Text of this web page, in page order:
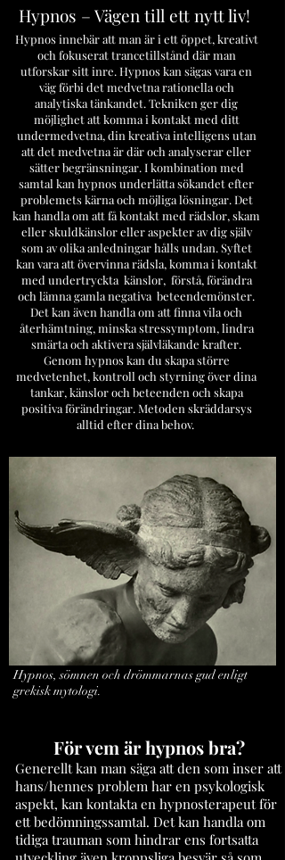
Hypnos – Vägen till ett nytt liv!
Hypnos innebär att man är i ett öppet, kreativt
och fokuserat trancetillstånd där man
utforskar sitt inre. Hypnos kan sägas vara en
väg förbi det medvetna rationella och
analytiska tänkandet. Tekniken ger dig
möjlighet att komma i kontakt med ditt
undermedvetna, din kreativa intelligens utan
att det medvetna är där och analyserar eller
sätter begränsningar. I kombination med
samtal kan hypnos underlätta sökandet efter
problemets kärna och möjliga lösningar. Det
kan handla om att få kontakt med rädslor, skam
eller skuldkänslor eller aspekter av dig själv
som av olika anledningar hålls undan. Syftet
kan vara att övervinna rädsla, komma i kontakt
med undertryckta känslor, förstå, förändra
och lämna gamla negativa beteendemönster.
Det kan även handla om att finna vila och
återhämtning, minska stressymptom, lindra
smärta och aktivera självläkande krafter.
Genom hypnos kan du skapa större
medvetenhet, kontroll och styrning över dina
tankar, känslor och beteenden och skapa
positiva förändringar. Metoden skräddarsys
alltid efter dina behov.
Hypnos, sömnen och drömmarnas gud enligt
grekisk mytologi.
För vem är hypnos bra?
Generellt kan man säga att den som inser att
hans/hennes problem har en psykologisk
aspekt, kan kontakta en hypnosterapeutför
ett bedömningssamtal. Det kan handla om
tidiga trauman som hindrar ens fortsatta